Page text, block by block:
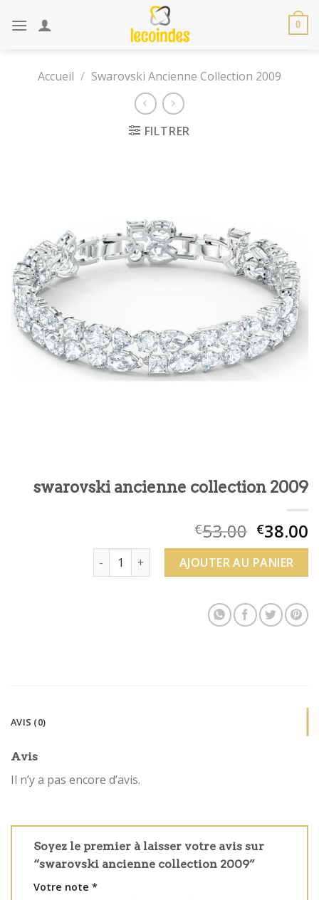
0
Accueil / Swarovski Ancienne Collection 2009
FILTRER
swarovski ancienne collection 2009
€53.00 €38.00
quantité de swarovski ancienne collection
AJOUTER AU PANIER
AVIS (0)
Avis
Il n’y a pas encore d’avis.
Soyez le premier à laisser votre avis sur
“swarovski ancienne collection 2009”
Votre note *